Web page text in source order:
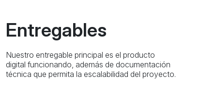
Entregables
Nuestro entregable principal es el producto
digital funcionando, además de documentación
técnica que permita la escalabilidad del proyecto.